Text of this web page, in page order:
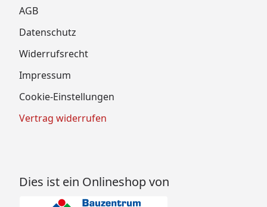
AGB
Datenschutz
Widerrufsrecht
Impressum
Cookie-Einstellungen
Vertrag widerrufen
Dies ist ein Onlineshop von